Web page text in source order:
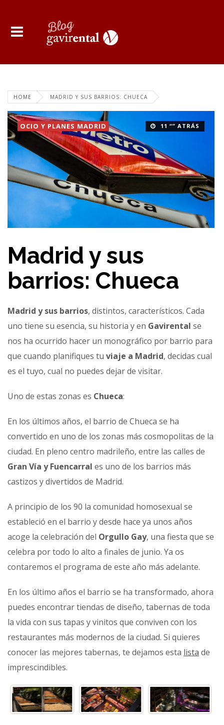
HOME MADRID Y SUS BARRIOS: CHUECA
11 “” ATRÁS
OCIO Y PLANES MADRID
Madrid y sus
barrios: Chueca
Madrid y sus barrios, distintos, característicos. Cada
uno tiene su esencia, su historia y en Gavirental se
nos ha ocurrido hacer un monográfico por barrio para
que cuando planifiques tu viaje a Madrid, decidas cual
es el tuyo, cual no puedes dejar de visitar.
Uno de estas zonas es Chueca:
En los últimos años, el barrio de Chueca se ha
convertido en uno de los zonas más cosmopolitas de la
ciudad. En pleno centro madrileño, entre las calles de
Gran Vía y Fuencarral es uno de los barrios más
castizos y divertidos de Madrid.
A principio de los 90 la comunidad homosexual se
estableció en el barrio y desde hace ya unos años
acoge la celebración del Orgullo Gay, una fiesta que se
celebra por todo lo alto a finales de junio. Ya os
contaremos el programa de este año más adelante.
En los último años el barrio se ha transformado, ahora
puedes encontrar tiendas de diseño, tabernas de toda
la vida con sus tapas y vinitos que conviven con los
restaurantes más modernos de la ciudad. Si quieres
conocer las mejores tabernas, te dejamos esta lista de
imprescindibles.